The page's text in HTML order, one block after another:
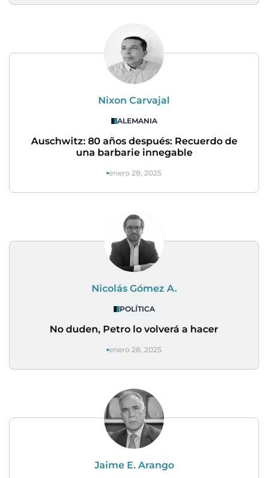
Nixon Carvajal
ALEMANIA
Auschwitz: 80 años después: Recuerdo de
una barbarie innegable
enero 28, 2025
Nicolás Gómez A.
POLÍTICA
No duden, Petro lo volverá a hacer
enero 28, 2025
Jaime E. Arango